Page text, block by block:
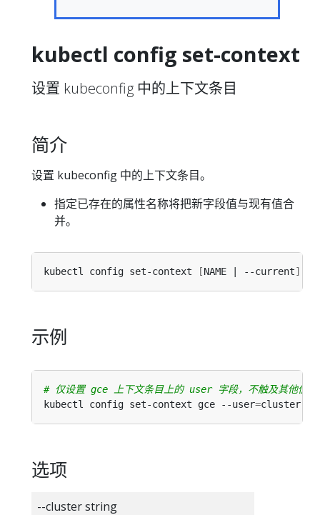
kubectl config set-context
设置 kubeconfig 中的上下文条目
简介
设置 kubeconfig 中的上下文条目。
指定已存在的属性名称将把新字段值与现有值合
并。
kubectl config set-context [NAME | --current]
示例
# 仅设置 gce 上下文条目上的 user 字段，不触及其他值
kubectl config set-context gce --user=
选项
--cluster string